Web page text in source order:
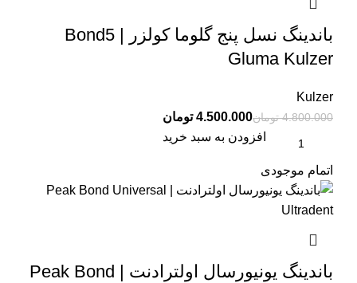
باندینگ نسل پنج گلوما کولزر | Bond5
Gluma Kulzer
Kulzer
4.800.000 تومان4.500.000 تومان
افزودن به سبد خرید
اتمام موجودی
باندینگ یونیورسال اولترادنت | Peak Bond